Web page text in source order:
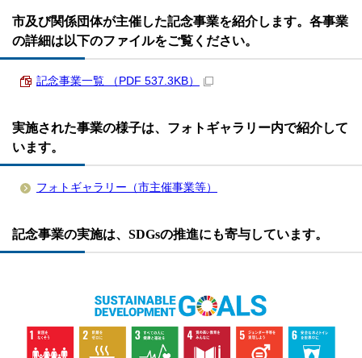
市及び関係団体が主催した記念事業を紹介します。各事業
の詳細は以下のファイルをご覧ください。
記念事業一覧 （PDF 537.3KB）
実施された事業の様子は、フォトギャラリー内で紹介して
います。
フォトギャラリー（市主催事業等）
記念事業の実施は、SDGsの推進にも寄与しています。